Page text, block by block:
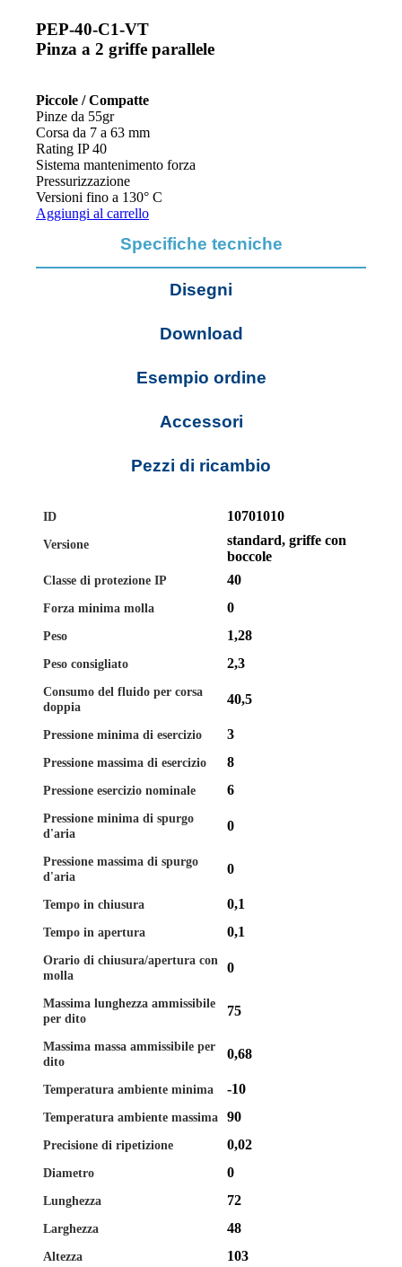
PEP-40-C1-VT
Pinza a 2 griffe parallele
Piccole / Compatte
Pinze da 55gr
Corsa da 7 a 63 mm
Rating IP 40
Sistema mantenimento forza
Pressurizzazione
Versioni fino a 130° C
Aggiungi al carrello
Specifiche tecniche
Disegni
Download
Esempio ordine
Accessori
Pezzi di ricambio
ID 10701010
Versione
standard, griffe con
boccole
Classe di protezione IP 40
Forza minima molla 0
Peso 1,28
Peso consigliato 2,3
Consumo del fluido per corsa
doppia
40,5
Pressione minima di esercizio 3
Pressione massima di esercizio 8
Pressione esercizio nominale 6
Pressione minima di spurgo
d'aria
0
Pressione massima di spurgo
d'aria
0
Tempo in chiusura 0,1
Tempo in apertura 0,1
Orario di chiusura/apertura con
molla
0
Massima lunghezza ammissibile
per dito
75
Massima massa ammissibile per
dito
0,68
Temperatura ambiente minima -10
Temperatura ambiente massima 90
Precisione di ripetizione 0,02
Diametro 0
Lunghezza 72
Larghezza 48
Altezza 103